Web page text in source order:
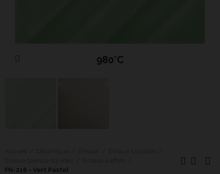
980°C
FN-216 - Vert Pastel